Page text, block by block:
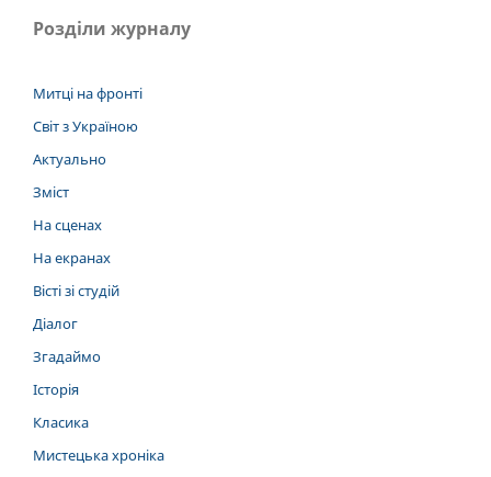
Розділи журналу
Митці на фронті
Світ з Україною
Актуально
Зміст
На сценах
На екранах
Вісті зі студій
Діалог
Згадаймо
Історія
Класика
Мистецька хроніка